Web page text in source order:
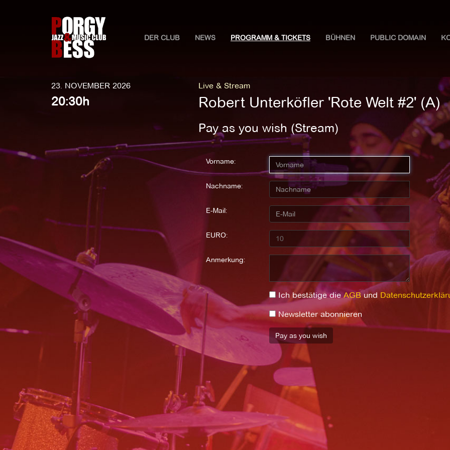
DER CLUB NEWS PROGRAMM & TICKETS BÜHNEN PUBLIC DOMAIN
23. NOVEMBER 2026
20:30h
Live & Stream
Robert Unterköfler 'Rote Welt #2' (A)
Pay as you wish (Stream)
Vorname:
Nachname:
E-Mail:
EURO:
Anmerkung:
Ich bestätige dieAGBund
Newsletter abonnieren
Pay as you wish